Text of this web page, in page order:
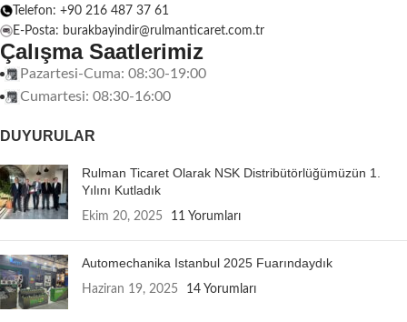
Telefon: +90 216 487 37 61
E-Posta: burakbayindir@rulmanticaret.com.tr
Çalışma Saatlerimiz
Pazartesi-Cuma: 08:30-19:00
Cumartesi: 08:30-16:00
DUYURULAR
Rulman Ticaret Olarak NSK Distribütörlüğümüzün 1.
Yılını Kutladık
Ekim 20, 2025 11 Yorumları
Automechanika Istanbul 2025 Fuarındaydık
Haziran 19, 2025 14 Yorumları